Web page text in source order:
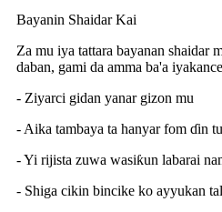
Bayanin Shaidar Kai
Za mu iya tattara bayanan shaidar
daban, gami da amma ba'a
- Ziyarci gidan yanar gizon mu
- Aika tambaya ta hanyar fom ɗin
- Yi rijista zuwa wasiƙun labarai
- Shiga cikin bincike ko ayyukan